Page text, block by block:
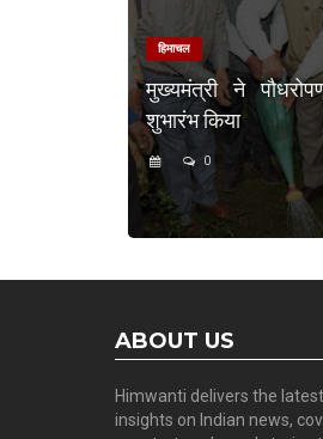
हिमाचल
मुख्यमंत्री ने
शुभारंभ किया
0
ABOUT US
Himwanti delivers the
insights on Indian news,